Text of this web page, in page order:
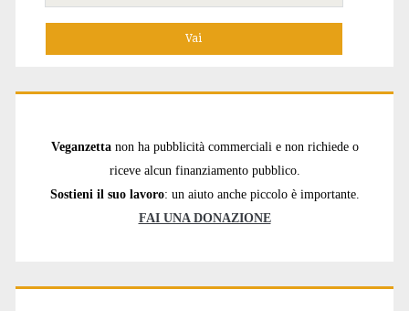
per:
Veganzetta non ha pubblicità commerciali e non richiede o
riceve alcun finanziamento pubblico.
Sostieni il suo lavoro: un aiuto anche piccolo è importante.
FAI UNA DONAZIONE